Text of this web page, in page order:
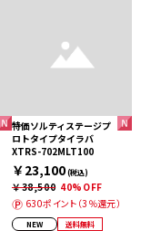
特価ソルティステージプ
ロトタイプタイラバ
XTRS-702MLT100
￥23,100(税込)
￥38,500 40%OFF
630ポイント（3％還元）
NEW
送料無料